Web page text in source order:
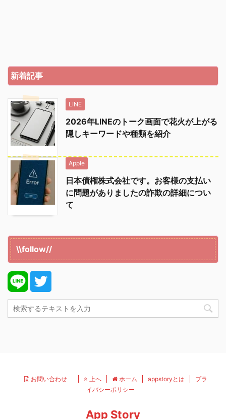
新着記事
LINE
2026年LINEのトーク画面で花火が上がる
隠しキーワードや種類を紹介
Apple
日本債権株式会社です。お客様の支払い
に問題がありましたの詐欺の詳細につい
て
\\follow//
お問い合わせ 上へ ホーム appstoryとは
プラ
イバシーポリシー
App Story